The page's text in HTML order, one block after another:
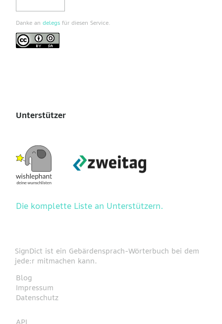
Danke an delegs für diesen Service.
Unterstützer
Die komplette Liste an Unterstützern.
SignDict ist ein Gebärdensprach-Wörterbuch bei dem
jede:r mitmachen kann.
Blog
Impressum
Datenschutz